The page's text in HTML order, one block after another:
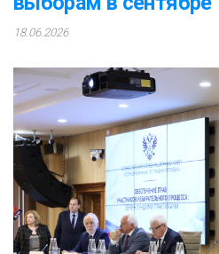
18.06.2026